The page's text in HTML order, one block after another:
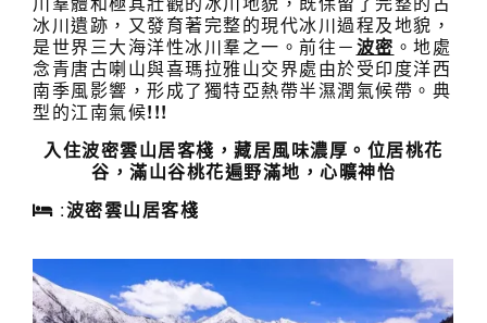
冰川遺跡，又發育著完整的現代冰川過程及地貌，
是世界三大海洋性冰川羣之一。前往－波密 。地處
念青唐古喇山與喜瑪拉雅山交界處由於受印度洋西
南季風影響，形成了獨特亞熱帶半濕潤氣候帶。典
型的江南氣候!!!
入住波密雲山居客棧，藏居風味濃厚。位居桃花
谷，滿山谷桃花遍野滿地，心曠神怡
:波密雲山居客棧